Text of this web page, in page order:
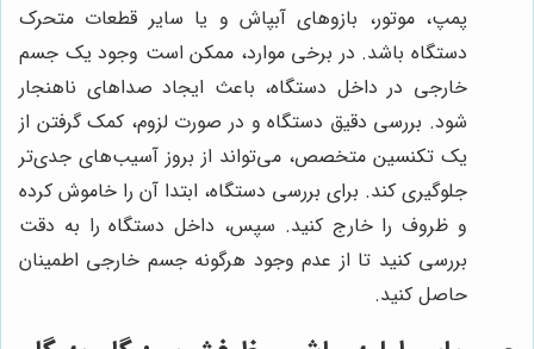
پمپ، موتور، بازوهای آبپاش و یا سایر قطعات متحرک
دستگاه باشد. در برخی موارد، ممکن است وجود یک جسم
خارجی در داخل دستگاه، باعث ایجاد صداهای ناهنجار
شود. بررسی دقیق دستگاه و در صورت لزوم، کمک گرفتن از
یک تکنسین متخصص، می‌تواند از بروز آسیب‌های جدی‌تر
جلوگیری کند. برای بررسی دستگاه، ابتدا آن را خاموش کرده
و ظروف را خارج کنید. سپس، داخل دستگاه را به دقت
بررسی کنید تا از عدم وجود هرگونه جسم خارجی اطمینان
حاصل کنید.